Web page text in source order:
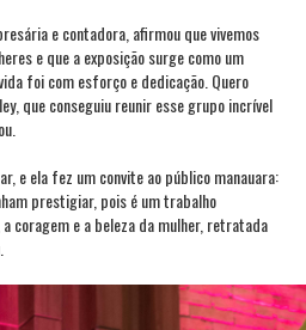
e contadora, afirmou que vivemos
e que a exposição surge como um
foi com esforço e dedicação. Quero
que conseguiu reunir esse grupo incrível
e ela fez um convite ao público manauara:
prestigiar, pois é um trabalho
coragem e a beleza da mulher, retratada